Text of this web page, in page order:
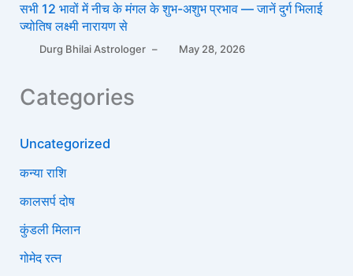
सभी 12 भावों में नीच के मंगल के शुभ-अशुभ प्रभाव — जानें दुर्ग भिलाई
ज्योतिष लक्ष्मी नारायण से
Durg Bhilai Astrologer – May 28, 2026
Categories
Uncategorized
कन्या राशि
कालसर्प दोष
कुंडली मिलान
गोमेद रत्न